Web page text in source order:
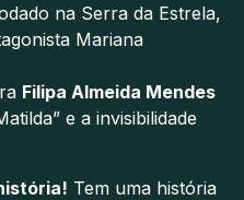
na Serra da Estrela,
Mariana
Filipa Almeida Mendes
e a invisibilidade
Tem uma história